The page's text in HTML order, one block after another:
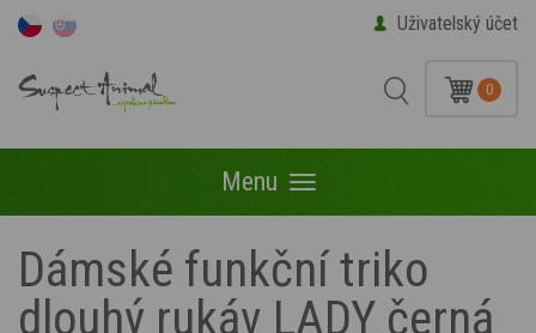
Uživatelský účet
0
Menu Menu
Dámské funkční triko
dlouhý rukáv LADY černá